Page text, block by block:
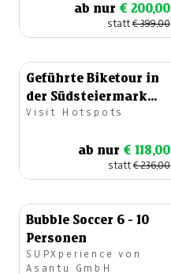
ab nur € 200,00
statt€ 399,00
Geführte Biketour in
der Südsteiermark
für 4 Personen
Visit Hotspots
ab nur € 118,00
statt€ 236,00
Bubble Soccer 6 - 10
Personen
SUPXperience von
Asantu GmbH